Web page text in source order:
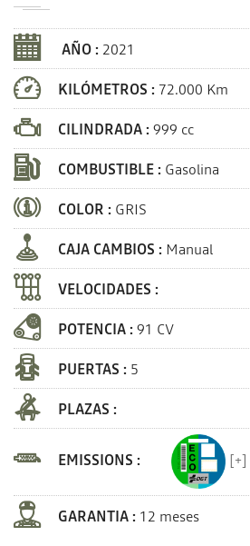
AÑO : 2021
KILÓMETROS : 72.000 Km
CILINDRADA :999 cc
COMBUSTIBLE : Gasolina
COLOR : GRIS
CAJA CAMBIOS : Manual
VELOCIDADES :
POTENCIA :91 CV
PUERTAS : 5
PLAZAS :
EMISSIONS : [+]
GARANTIA : 12 meses